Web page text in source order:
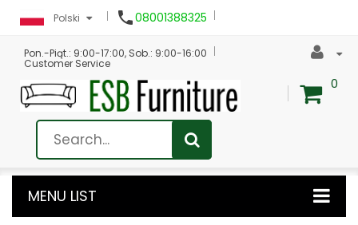
Polski 08001388325
Pon.-Piąt.: 9:00-17:00, Sob.: 9:00-16:00
Customer Service
0
MENU LIST